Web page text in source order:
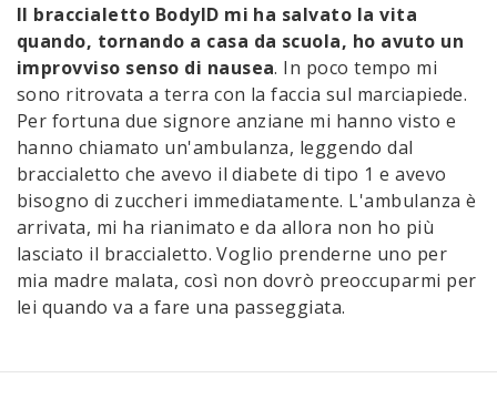
Il braccialetto BodyID mi ha salvato la vita
quando, tornando a casa da scuola, ho avuto un
improvviso senso di nausea. In poco tempo mi
sono ritrovata a terra con la faccia sul marciapiede.
Per fortuna due signore anziane mi hanno visto e
hanno chiamato un'ambulanza, leggendo dal
braccialetto che avevo il diabete di tipo 1 e avevo
bisogno di zuccheri immediatamente. L'ambulanza è
arrivata, mi ha rianimato e da allora non ho più
lasciato il braccialetto. Voglio prenderne uno per
mia madre malata, così non dovrò preoccuparmi per
lei quando va a fare una passeggiata.